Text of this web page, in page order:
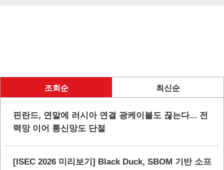
조회순 최신순
핀란드, 연말에 러시아 연결 광케이블도 끊는다... 전
력망 이어 통신망도 단절
[ISEC 2026 미리보기] Black Duck, SBOM 기반 소프